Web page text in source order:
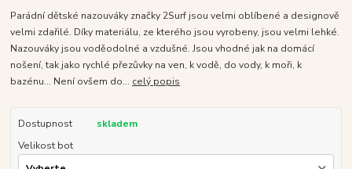
Parádní dětské nazouváky značky 2Surf jsou velmi oblíbené a designově
velmi zdařilé. Díky materiálu, ze kterého jsou vyrobeny, jsou velmi lehké.
Nazouváky jsou voděodolné a vzdušné. Jsou vhodné jak na domácí
nošení, tak jako rychlé přezůvky na ven, k vodě, do vody, k moři, k
bazénu... Není ovšem do... celý popis
Dostupnost
skladem
Velikost bot